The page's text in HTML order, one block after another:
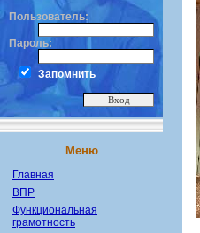
Пользователь:
Пароль:
Запомнить
Меню
Главная
ВПР
Функциональная
грамотность